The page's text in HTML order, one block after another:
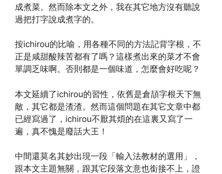
成煮菜。然而除本文之外，我在其它地方沒有聽說
過把打字說成煮字的。
按ichirou的比喻，用各種不同的方法記背字根，不
正是咸甜酸辣苦都有了嗎？這樣煮出來的菜才不會
單調乏味啊。否則都是一個味道，怎麼會好吃呢？
本文延續了ichirou的習性，依舊是倉頡字根天下無
敵，其它都是渣渣。然而這個問題在其它文章中都
已經寫過了，ichirou不厭其煩的在這裏又寫了一
遍，真不愧是廢話大王！
中間還莫名其妙出現一段「輸入法教材的選用」，
跟本文主題無關，跟其它段落文意也銜接不上，證